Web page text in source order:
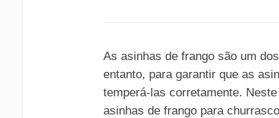
As asinhas de frango são um
entanto, para garantir que as
temperá-las corretamente.
asinhas de frango para